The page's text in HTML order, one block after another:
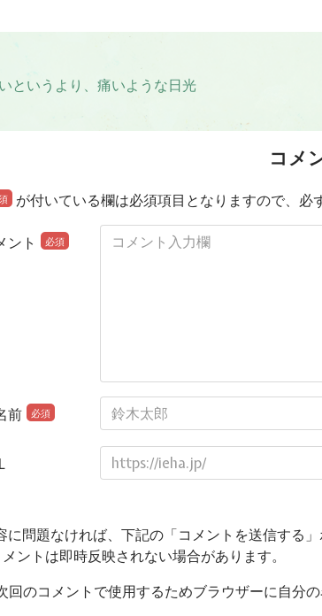
というより、痛いような日光
コメ
が付いている欄は必須項目となりますので、必
ント 必須
前 必須
に問題なければ、下記の「コメントを送信する」
ントは即時反映されない場合があります。
回のコメントで使用するためブラウザーに自分